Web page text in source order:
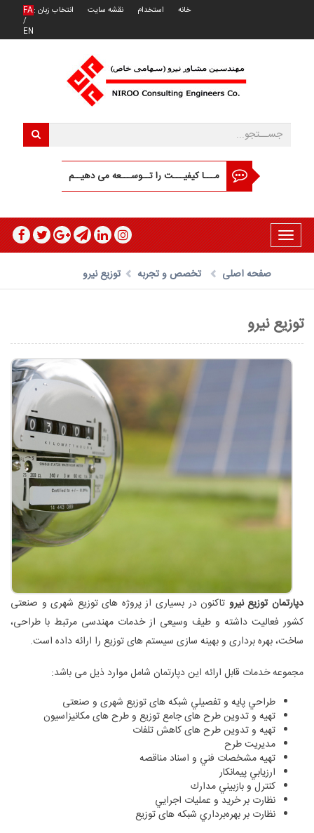
انتخاب زبان :FA
/
EN
نقشه سایت استخدام خانه
مـــا کیفیـــت را تــوســـعه می دهیــم
Toggle
navigation
صفحه اصلی
تخصص و تجربه توزیع نیرو
توزیع نیرو
دپارتمان توزیع نیرو تاکنون در بسیاری از پروژه های توزیع شهری و صنعتی
کشور فعالیت داشته و طیف وسیعی از خدمات مهندسی مرتبط با طراحی،
ساخت، بهره برداری و بهینه سازی سیستم های توزیع را ارائه داده است.
مجموعه خدمات قابل ارائه این دپارتمان شامل موارد ذیل می باشد:
طراحي پايه و تفصيلي شبکه های توزیع شهری و صنعتی
تهیه و تدوین طرح های جامع توزیع و طرح های مکانیزاسیون
تهیه و تدوین طرح های کاهش تلفات
مدیریت طرح
تهيه مشخصات فني و اسناد مناقصه
ارزيابي پيمانكار
كنترل و بازبيني مدارك
نظارت بر خريد و عمليات اجرايي
نظارت بر بهره‌برداري شبکه های توزیع